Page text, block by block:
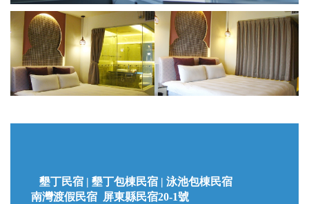
墾丁民宿 | 墾丁包棟民宿 | 泳池包棟民宿
南灣渡假民宿 屏東縣民宿20-1號